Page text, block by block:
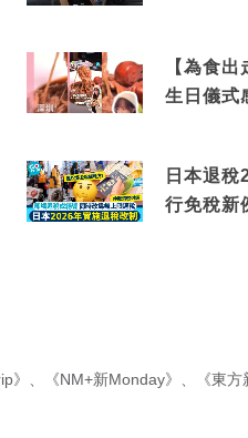
【為食
生日儀式
日本退
行免稅新
》 《NM+新Monday》 《東方